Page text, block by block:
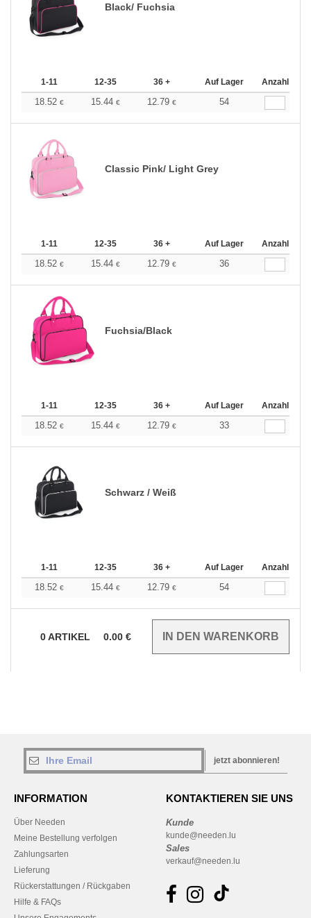
Black/ Fuchsia
1-11 12-35 36 + Auf Lager Anzahl
18.52 € 15.44 € 12.79 € 54
Classic Pink/ Light Grey
1-11 12-35 36 + Auf Lager Anzahl
18.52 € 15.44 € 12.79 € 36
Fuchsia/Black
1-11 12-35 36 + Auf Lager Anzahl
18.52 € 15.44 € 12.79 € 33
Schwarz / Weiß
1-11 12-35 36 + Auf Lager Anzahl
18.52 € 15.44 € 12.79 € 54
0ARTIKEL 0.00 €
jetzt abonnieren!
INFORMATION
Über Needen
Meine Bestellung verfolgen
Zahlungsarten
Lieferung
Rückerstattungen / Rückgaben
Hilfe & FAQs
KONTAKTIEREN SIE UNS
Kunde
kunde@needen.lu
Sales
verkauf@needen.lu